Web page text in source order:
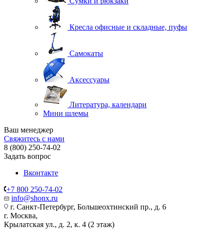
Кресла офисные и складные, пуфы
Самокаты
Аксессуары
Литература, календари
Мини шлемы
Ваш менеджер
Свяжитесь с нами
8 (800) 250-74-02
Задать вопрос
Вконтакте
+7 800 250-74-02
info@shonx.ru
г. Санкт-Петербург, Большеохтинский пр., д. 6
г. Москва,
Крылатская ул., д. 2, к. 4 (2 этаж)